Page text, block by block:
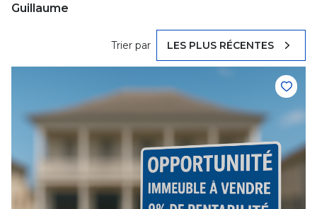
Guillaume
Trier par LES PLUS RÉCENTES